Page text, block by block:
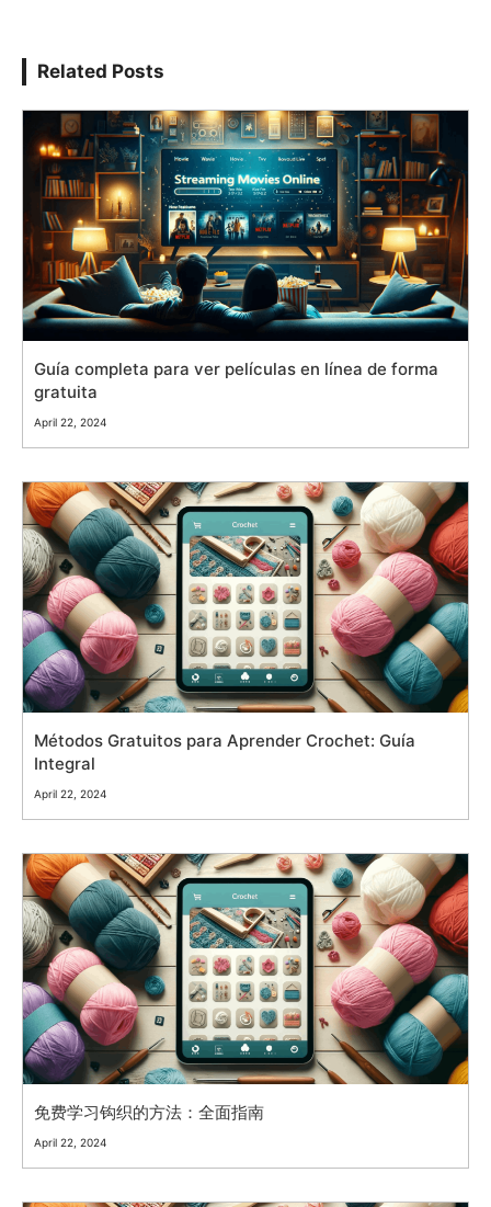
Related Posts
Guía completa para ver películas en línea de forma
gratuita
April 22, 2024
Métodos Gratuitos para Aprender Crochet: Guía
Integral
April 22, 2024
免费学习钩织的方法：全面指南
April 22, 2024